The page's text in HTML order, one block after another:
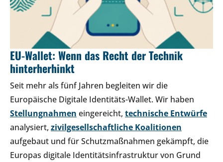
EU-Wallet: Wenn das Recht der Technik
hinterherhinkt
Seit mehr als fünf Jahren begleiten wir die
Europäische Digitale Identitäts-Wallet. Wir haben
Stellungnahmen eingereicht, technische Entwürfe
analysiert, zivilgesellschaftliche Koalitionen
aufgebaut und für Schutzmaßnahmen gekämpft, die
Europas digitale Identitätsinfrastruktur von Grund